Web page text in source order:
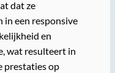
dat ze
in een responsive
en
wat resulteert in
prestaties op